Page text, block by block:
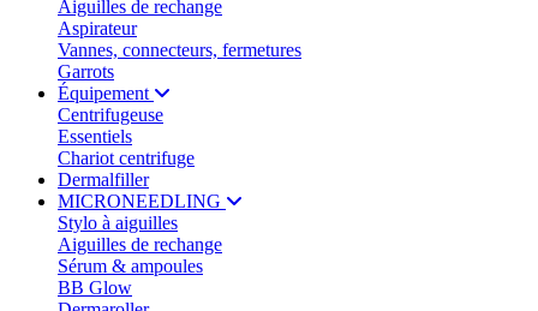
Aiguilles de rechange
Aspirateur
Vannes, connecteurs, fermetures
Garrots
Équipement
Centrifugeuse
Essentiels
Chariot centrifuge
Dermalfiller
MICRONEEDLING
Stylo à aiguilles
Aiguilles de rechange
Sérum & ampoules
BB Glow